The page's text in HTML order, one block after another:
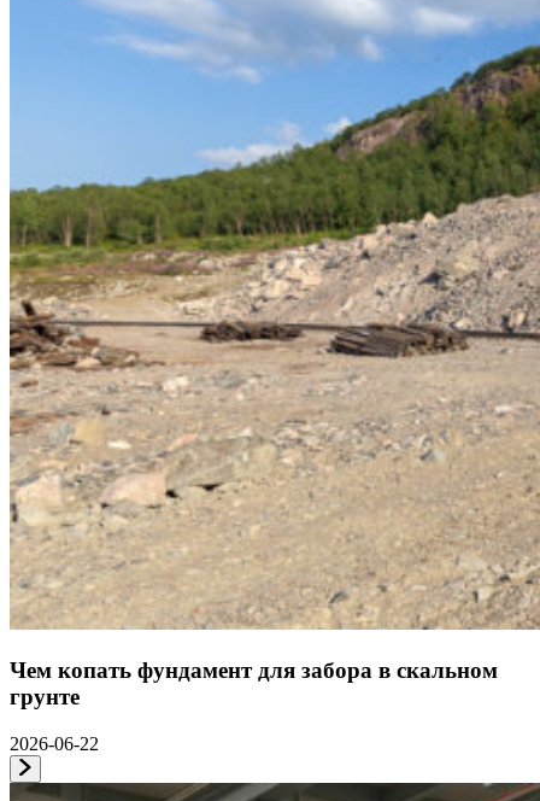
Чем копать фундамент для забора в скальном
грунте
2026-06-22